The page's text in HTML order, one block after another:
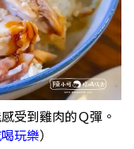
受到雞肉的Ｑ彈。
玩樂）